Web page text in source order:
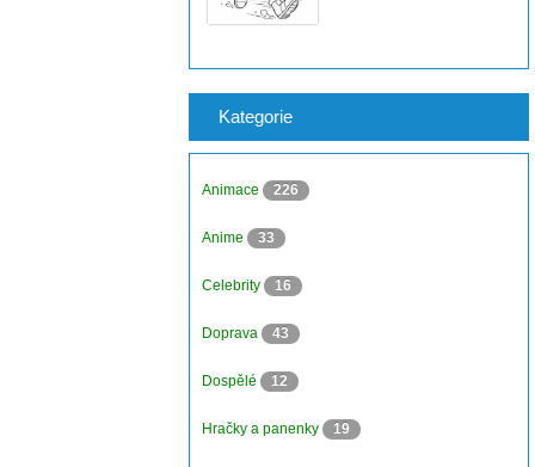
Kategorie
Animace 226
Anime 33
Celebrity 16
Doprava 43
Dospělé 12
Hračky a panenky 19